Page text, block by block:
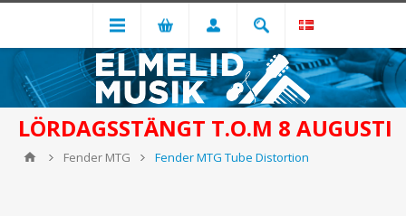
LÖRDAGSSTÄNGT T.O.M 8 AUGUSTI
Fender MTG Fender MTG Tube Distortion